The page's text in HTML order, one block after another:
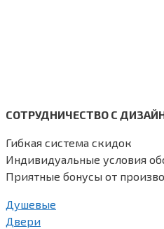
СОТРУДНИЧЕСТВО С
Гибкая система скидок
Индивидуальные условия
Приятные бонусы от
Душевые
Двери